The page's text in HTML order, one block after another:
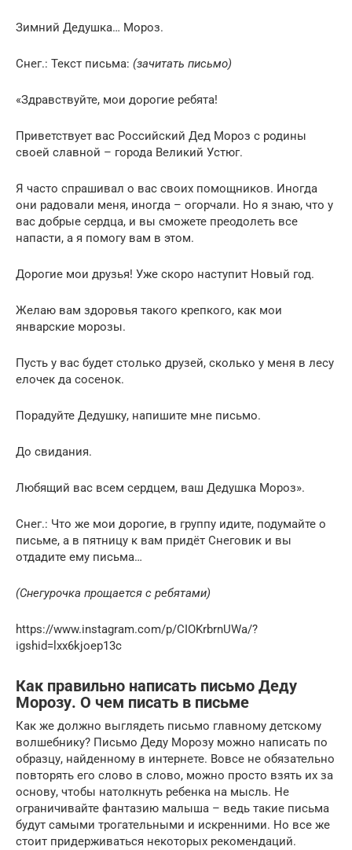
Зимний Дедушка… Мороз.
Снег.: Текст письма: (зачитать письмо)
«Здравствуйте, мои дорогие ребята!
Приветствует вас Российский Дед Мороз с родины
своей славной – города Великий Устюг.
Я часто спрашивал о вас своих помощников. Иногда
они радовали меня, иногда – огорчали. Но я знаю, что у
вас добрые сердца, и вы сможете преодолеть все
напасти, а я помогу вам в этом.
Дорогие мои друзья! Уже скоро наступит Новый год.
Желаю вам здоровья такого крепкого, как мои
январские морозы.
Пусть у вас будет столько друзей, сколько у меня в лесу
елочек да сосенок.
Порадуйте Дедушку, напишите мне письмо.
До свидания.
Любящий вас всем сердцем, ваш Дедушка Мороз».
Снег.: Что же мои дорогие, в группу идите, подумайте о
письме, а в пятницу к вам придёт Снеговик и вы
отдадите ему письма…
(Снегурочка прощается с ребятами)
https://www.instagram.com/p/CIOKrbrnUWa/?
igshid=lxx6kjoep13c
Как правильно написать письмо Деду
Морозу. О чем писать в письме
Как же должно выглядеть письмо главному детскому
волшебнику? Письмо Деду Морозу можно написать по
образцу, найденному в интернете. Вовсе не обязательно
повторять его слово в слово, можно просто взять их за
основу, чтобы натолкнуть ребенка на мысль. Не
ограничивайте фантазию малыша – ведь такие письма
будут самыми трогательными и искренними. Но все же
стоит придерживаться некоторых рекомендаций.